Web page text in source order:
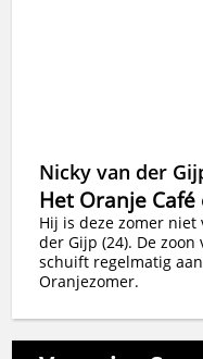
Nicky van der
Het Oranje
Hij is deze zomer niet
der Gijp (24). De zoon
schuift regelmatig
Oranjezomer.